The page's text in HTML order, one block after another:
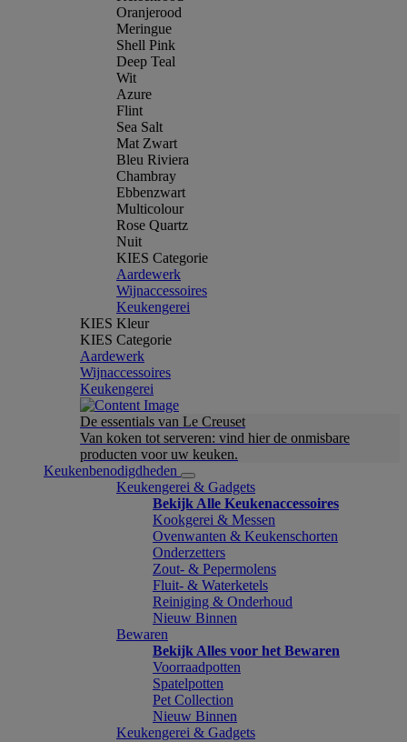
Oranjerood
Meringue
Shell Pink
Deep Teal
Wit
Azure
Flint
Sea Salt
Mat Zwart
Bleu Riviera
Chambray
Ebbenzwart
Multicolour
Rose Quartz
Nuit
KIES Categorie
Aardewerk
Wijnaccessoires
Keukengerei
KIES Kleur
KIES Categorie
Aardewerk
Wijnaccessoires
Keukengerei
De essentials van Le Creuset
Van koken tot serveren: vind hier de onmisbare
producten voor uw keuken.
Keukenbenodigdheden
Keukengerei & Gadgets
Bekijk Alle Keukenaccessoires
Kookgerei & Messen
Ovenwanten & Keukenschorten
Onderzetters
Zout- & Pepermolens
Fluit- & Waterketels
Reiniging & Onderhoud
Nieuw Binnen
Bewaren
Bekijk Alles voor het Bewaren
Voorraadpotten
Spatelpotten
Pet Collection
Nieuw Binnen
Keukengerei & Gadgets